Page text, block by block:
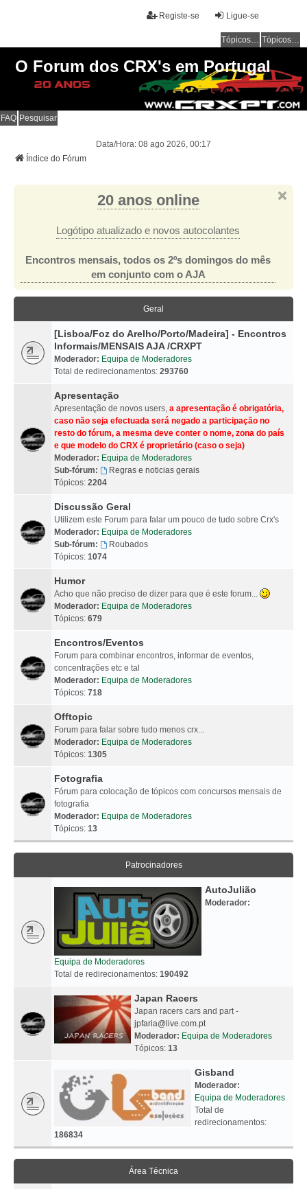
Ligue-se
Registe-se
Tópicos sem resposta Tópicos ativos
O Forum dos CRX's em Portugal
FAQ Pesquisar
Data/Hora: 08 ago 2026, 00:17
Índice do Fórum
20 anos online
Logótipo atualizado e novos autocolantes
Encontros mensais, todos os 2ºs domingos do mês
em conjunto com o AJA
Geral
[Lisboa/Foz do Arelho/Porto/Madeira] - Encontros
Informais/MENSAIS AJA /CRXPT
Moderador: Equipa de Moderadores
Total de redirecionamentos: 293760
Apresentação
Apresentação de novos users, a apresentação é obrigatória,
caso não seja efectuada será negado a participação no
resto do fórum, a mesma deve conter o nome, zona do país
e que modelo do CRX é proprietário (caso o seja)
Moderador: Equipa de Moderadores
Sub-fórum:
Regras e noticias gerais
Tópicos: 2204
Discussão Geral
Utilizem este Forum para falar um pouco de tudo sobre Crx's
Moderador: Equipa de Moderadores
Sub-fórum:
Roubados
Tópicos: 1074
Humor
Acho que não preciso de dizer para que é este forum...
Moderador: Equipa de Moderadores
Tópicos: 679
Encontros/Eventos
Forum para combinar encontros, informar de eventos,
concentrações etc e tal
Moderador: Equipa de Moderadores
Tópicos: 718
Offtopic
Forum para falar sobre tudo menos crx...
Moderador: Equipa de Moderadores
Tópicos: 1305
Fotografia
Fórum para colocação de tópicos com concursos mensais de
fotografia
Moderador: Equipa de Moderadores
Tópicos: 13
Patrocinadores
AutoJulião
Moderador:
Equipa de Moderadores
Total de redirecionamentos: 190492
Japan Racers
Japan racers cars and part -
jpfaria@live.com.pt
Moderador: Equipa de Moderadores
Tópicos: 13
Gisband
Moderador:
Equipa de Moderadores
Total de
redirecionamentos:
186834
Área Técnica